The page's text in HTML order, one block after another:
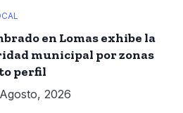
en Lomas exhibe la
municipal por zonas
perfil
2026